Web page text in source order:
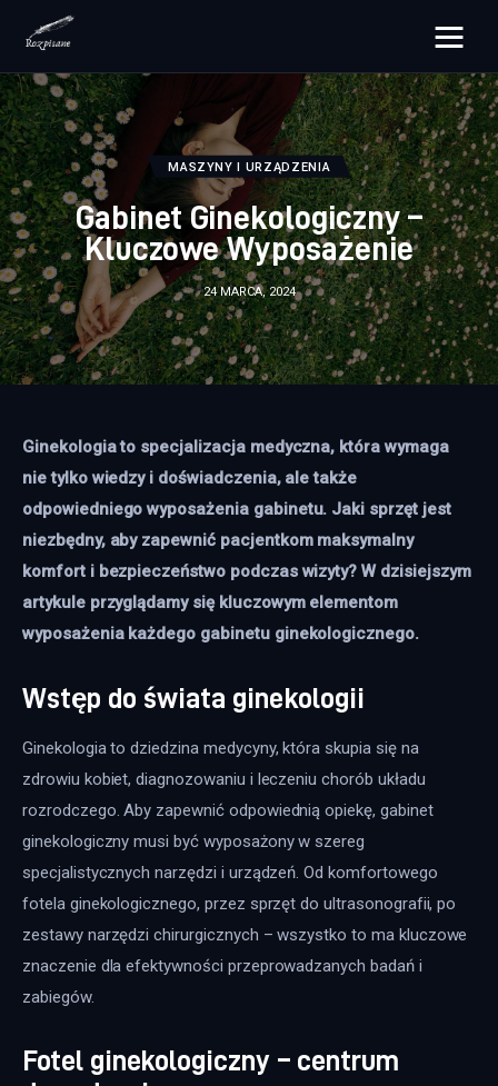
rozpisane.pl
Lifestyle
Zdrowie
Uroda
Dom i ogród
Więcej
MASZYNY I URZĄDZENIA
Gabinet Ginekologiczny –
Kluczowe Wyposażenie
24 MARCA, 2024
Ginekologia to specjalizacja medyczna, która wymaga
nie tylko wiedzy i doświadczenia, ale także
odpowiedniego wyposażenia gabinetu. Jaki sprzęt jest
niezbędny, aby zapewnić pacjentkom maksymalny
komfort i bezpieczeństwo podczas wizyty? W dzisiejszym
artykule przyglądamy się kluczowym elementom
wyposażenia każdego gabinetu ginekologicznego.
Wstęp do świata ginekologii
Ginekologia to dziedzina medycyny, która skupia się na
zdrowiu kobiet, diagnozowaniu i leczeniu chorób układu
rozrodczego. Aby zapewnić odpowiednią opiekę, gabinet
ginekologiczny musi być wyposażony w szereg
specjalistycznych narzędzi i urządzeń. Od komfortowego
fotela ginekologicznego, przez sprzęt do ultrasonografii, po
zestawy narzędzi chirurgicznych – wszystko to ma kluczowe
znaczenie dla efektywności przeprowadzanych badań i
zabiegów.
Fotel ginekologiczny – centrum